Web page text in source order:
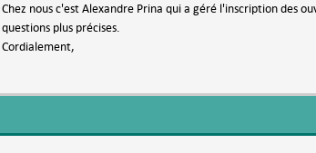
Chez nous c'est Alexandre Prina qui a géré l'inscription des
questions plus précises.
Cordialement,